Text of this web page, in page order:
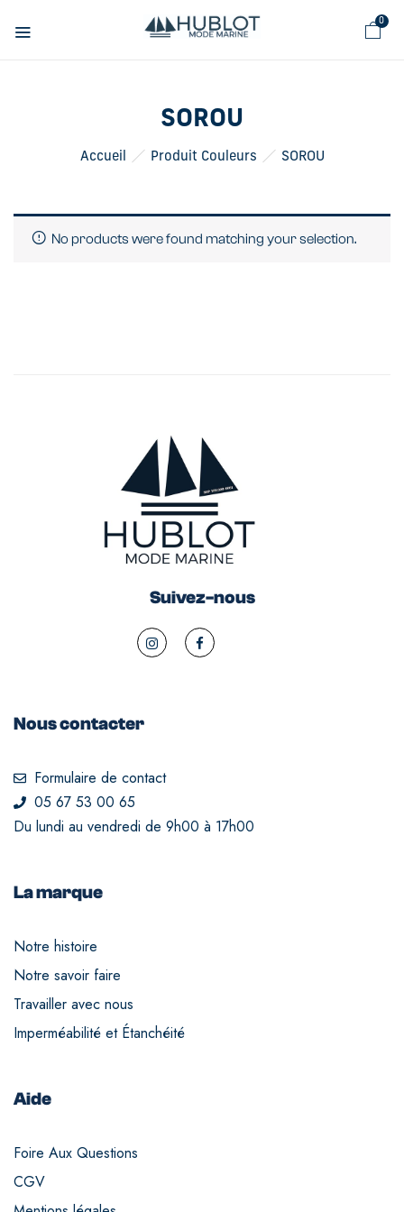
0
SOROU
Accueil Produit Couleurs SOROU
No products were found matching your selection.
Suivez-nous
Nous contacter
Formulaire de contact
05 67 53 00 65
Du lundi au vendredi de 9h00 à 17h00
La marque
Notre histoire
Notre savoir faire
Travailler avec nous
Imperméabilité et Étanchéité
Aide
Foire Aux Questions
CGV
Panneau de gestion des cookies